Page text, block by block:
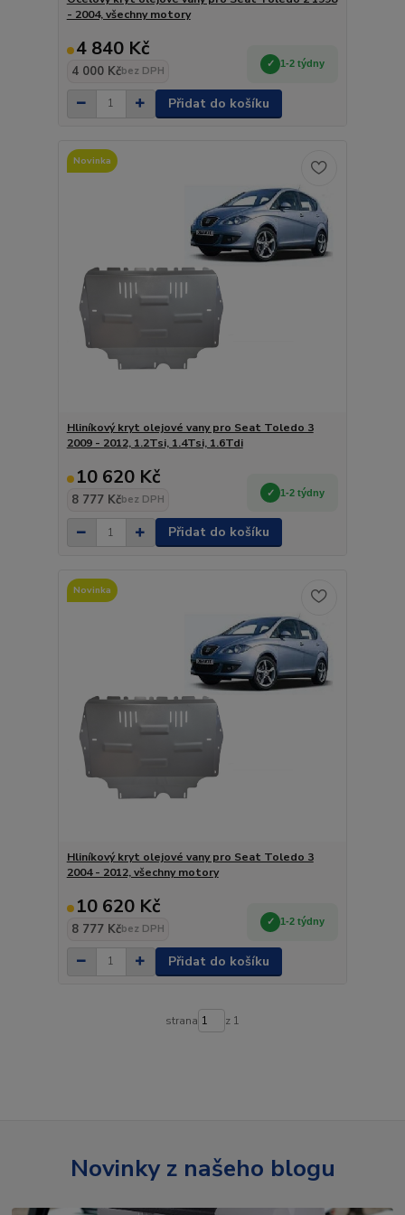
- 2004, všechny motory
4 840 Kč
4 000 Kčbez DPH
1-2 týdny
Přidat do košíku
Novinka
Hliníkový kryt olejové vany pro Seat Toledo 3
2009 - 2012, 1.2Tsi, 1.4Tsi, 1.6Tdi
10 620 Kč
8 777 Kčbez DPH
1-2 týdny
Přidat do košíku
Novinka
Hliníkový kryt olejové vany pro Seat Toledo 3
2004 - 2012, všechny motory
10 620 Kč
8 777 Kčbez DPH
1-2 týdny
Přidat do košíku
strana z 1
Novinky z našeho blogu